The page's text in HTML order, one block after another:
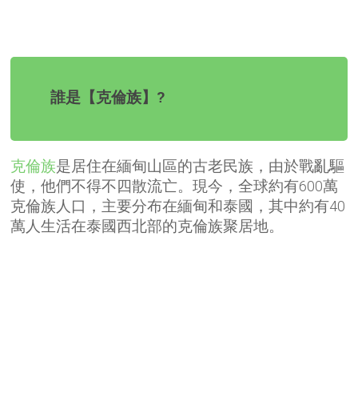
誰是【克倫族】?
克倫族是居住在緬甸山區的古老民族，由於戰亂驅
使，他們不得不四散流亡。現今，全球約有600萬
克倫族人口，主要分布在緬甸和泰國，其中約有40
萬人生活在泰國西北部的克倫族聚居地。